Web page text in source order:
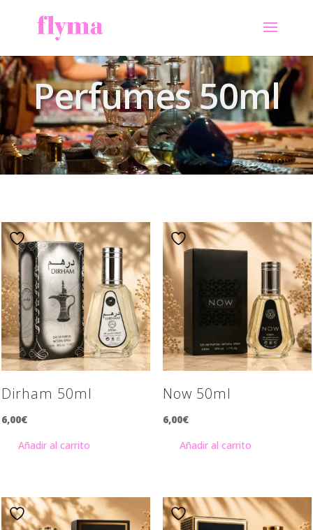
Perfumes 50ml
Dirham 50ml
6,00€
Añadir al carrito
Now 50ml
6,00€
Añadir al carrito